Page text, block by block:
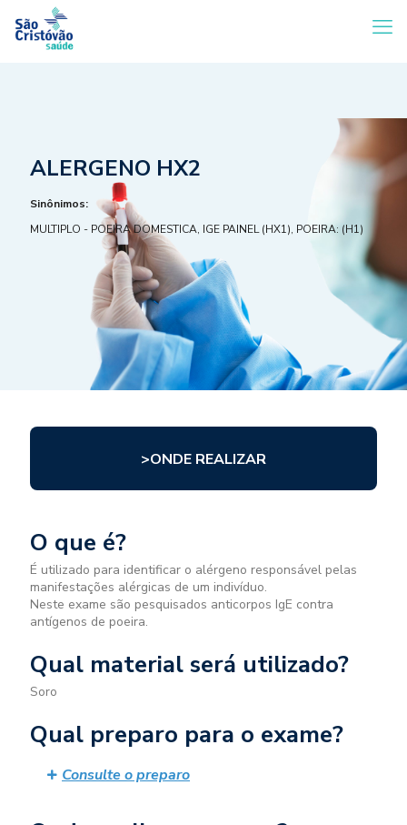
ALERGENO HX2
Sinônimos:
MULTIPLO - POEIRA DOMESTICA, IGE PAINEL (HX1), POEIRA: (H1)
>ONDE REALIZAR
O que é?
É utilizado para identificar o alérgeno responsável pelas
manifestações alérgicas de um indivíduo.
Neste exame são pesquisados anticorpos IgE contra
antígenos de poeira.
Qual material será utilizado?
Soro
Qual preparo para o exame?
Consulte o preparo